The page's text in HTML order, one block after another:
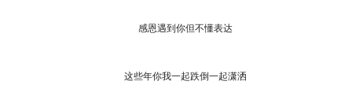
感恩遇到你但不懂表达
这些年你我一起跌倒一起潇洒